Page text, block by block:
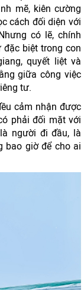
mẽ, kiên cường
cách đối diện với
có lẽ, chính
biệt trong con
quyết liệt và
giữa công việc
tư.
cảm nhận được
phải đối mặt với
người đi đầu, là
bao giờ để cho ai